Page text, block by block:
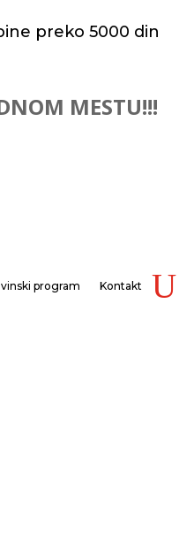
preko 5000 din
MESTU!!!
program Kontakt